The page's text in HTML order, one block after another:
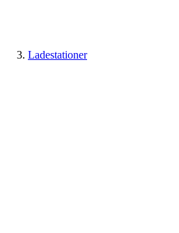
Ladestationer